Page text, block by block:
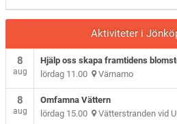
Aktiviteter i
8
aug
Hjälp oss skapa framtidens
lördag 11.00 Värnamo
8
aug
Omfamna Vättern
lördag 15.00 Vätterstranden vid